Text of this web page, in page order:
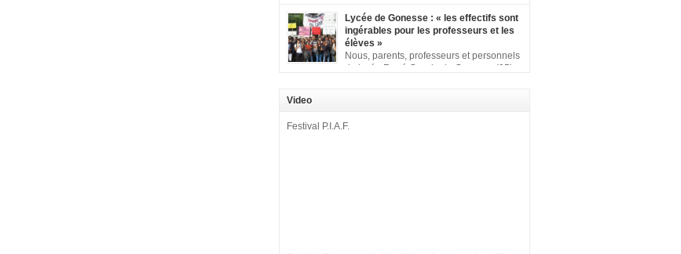
cette pétition pour dire « NON à la fermeture de classe
aux Longues Rayes ». Non à la dégradation continue
des conditions d’accueil et d’apprentissage de nos
enfants à l’école primaire. Chaque enfant a droit à […]
Lycée de Gonesse : « les effectifs sont
ingérables pour les professeurs et les
élèves »
Nous, parents, professeurs et personnels
du lycée René Cassin de Gonesse (95),
dénoncer les classes surchargées, en cette rentrée
et 35 élèves ! – de nombreuses classes de première et
Video
Festival P.I.A.F.